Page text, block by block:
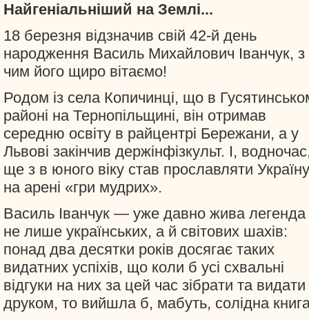
Найгеніальніший на Землі...
18 березня відзначив свій 42-й день
народження Василь Михайлович Іванчук, з
чим його щиро вітаємо!
Родом із села Копичинці, що в
районі на Тернопільщині, він отримав
середню освіту в райцентрі Бережани, а у
Львові закінчив держінфізкульт. І,
ще з в юного віку став прославляти Україну
на арені «гри мудрих».
Василь Іванчук — уже давно жива легенда
не лише українських, а й світових шахів:
понад два десятки років досягає таких
видатних успіхів, що коли б усі схвальні
відгуки на них за цей час зібрати та видати
друком, то вийшла б, мабуть, солідна